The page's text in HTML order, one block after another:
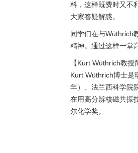
料，这样既费时又不
大家答疑解惑。
同学们在与Wüthrich
精神。通过这样一堂
【Kurt Wüthrich教授
Kurt Wüthrich博士是
年）、法兰西科学院
在用高分辨核磁共振
尔化学奖。